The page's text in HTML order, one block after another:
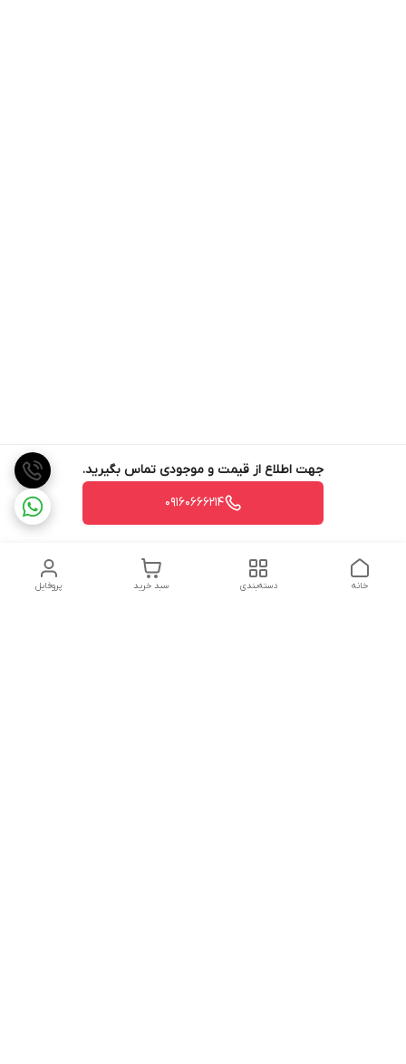
جهت اطلاع از قیمت و موجودی تماس بگیرید.
09160666214
پروفایل سبد خرید دسته‌بندی خانه